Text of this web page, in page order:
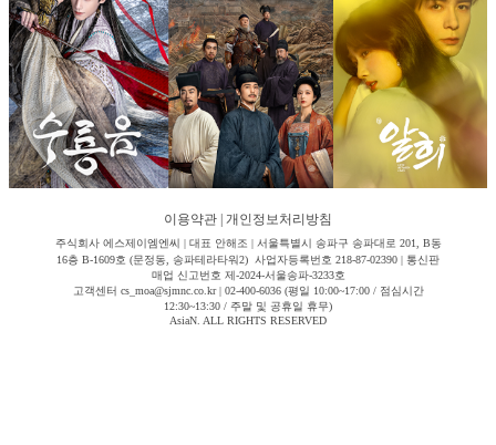
이용약관 개인정보처리방침
주식회사 에스제이엠엔씨 | 대표 안해조 | 서울특별시 송파구 송파대로 201, B동
16층 B-1609호 (문정동, 송파테라타워2) 사업자등록번호 218-87-02390 | 통신판
매업 신고번호 제-2024-서울송파-3233호
고객센터 cs_moa@sjmnc.co.kr | 02-400-6036 (평일 10:00~17:00 / 점심시간
12:30~13:30 / 주말 및 공휴일 휴무)
AsiaN. ALL RIGHTS RESERVED